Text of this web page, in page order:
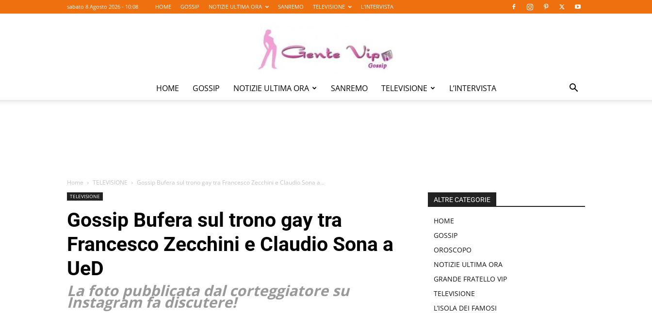
sabato 8 Agosto 2026 - 10:08 HOME GOSSIP NOTIZIE ULTIMA ORA SANREMO TELEVISIONE L’INTERVISTA
HOME GOSSIP NOTIZIE ULTIMA ORA SANREMO TELEVISIONE L’INTERVISTA
Home TELEVISIONE Gossip Bufera sul trono gay tra Francesco Zecchini e Claudio Sona a...
TELEVISIONE
Gossip Bufera sul trono gay tra
Francesco Zecchini e Claudio Sona a
UeD
La foto pubblicata dal corteggiatore su
Instagram fa discutere!
ALTRE CATEGORIE
HOME
GOSSIP
OROSCOPO
NOTIZIE ULTIMA ORA
GRANDE FRATELLO VIP
TELEVISIONE
L’ISOLA DEI FAMOSI